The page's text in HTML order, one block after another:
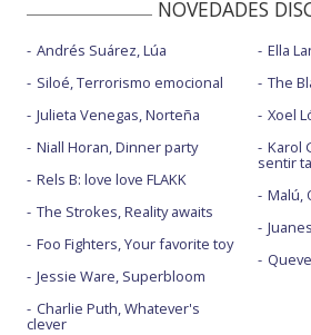
NOVEDADES
Andrés Suárez, Lúa
Siloé, Terrorismo emocional
Julieta Venegas, Norteña
Niall Horan, Dinner party
Rels B: love love FLAKK
The Strokes, Reality awaits
Foo Fighters, Your favorite toy
Jessie Ware, Superbloom
Charlie Puth, Whatever's
clever
Ella
The
Xoel
Karol
sentir
Malú,